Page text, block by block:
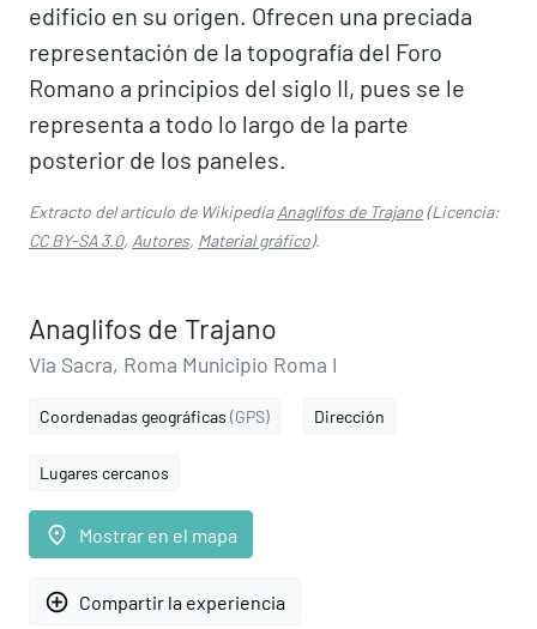
edificio en su origen. Ofrecen una preciada
representación de la topografía del Foro
Romano a principios del siglo II, pues se le
representa a todo lo largo de la parte
posterior de los paneles.
Extracto del artículo de WikipediaAnaglifos de Trajano(Licencia:
CC BY-SA 3.0, Autores, Material gráfico).
Anaglifos de Trajano
Via Sacra, Roma Municipio Roma I
Coordenadas geográficas (GPS) Dirección
Lugares cercanos
place Mostrar en el mapa
add_circle_outline Compartir la experiencia